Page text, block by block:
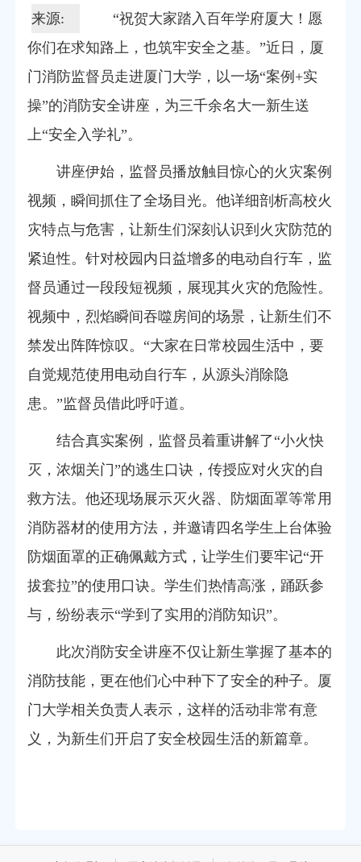
来源:
“祝贺大家踏入百年学府厦大！愿
你们在求知路上，也筑牢安全之基。”近日，厦
门消防监督员走进厦门大学，以一场“案例+实
操”的消防安全讲座，为三千余名大一新生送
上“安全入学礼”。
讲座伊始，监督员播放触目惊心的火灾案例
视频，瞬间抓住了全场目光。他详细剖析高校火
灾特点与危害，让新生们深刻认识到火灾防范的
紧迫性。针对校园内日益增多的电动自行车，监
督员通过一段段短视频，展现其火灾的危险性。
视频中，烈焰瞬间吞噬房间的场景，让新生们不
禁发出阵阵惊叹。“大家在日常校园生活中，要
自觉规范使用电动自行车，从源头消除隐
患。”监督员借此呼吁道。
结合真实案例，监督员着重讲解了“小火快
灭，浓烟关门”的逃生口诀，传授应对火灾的自
救方法。他还现场展示灭火器、防烟面罩等常用
消防器材的使用方法，并邀请四名学生上台体验
防烟面罩的正确佩戴方式 ， 让学生们要牢记“开
拔套拉”的使用口诀。学生们热情高涨，踊跃参
与，纷纷表示“学到了实用的消防知识”。
此次消防安全讲座不仅让新生掌握了基本的
消防技能，更在他们心中种下了安全的种子。厦
门大学相关负责人表示，这样的活动非常有意
义，为新生们开启了安全校园生活的新篇章。